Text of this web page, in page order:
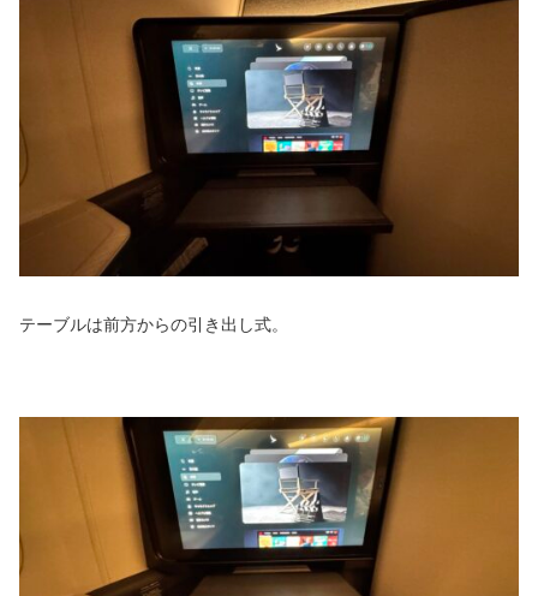
テーブルは前方からの引き出し式。